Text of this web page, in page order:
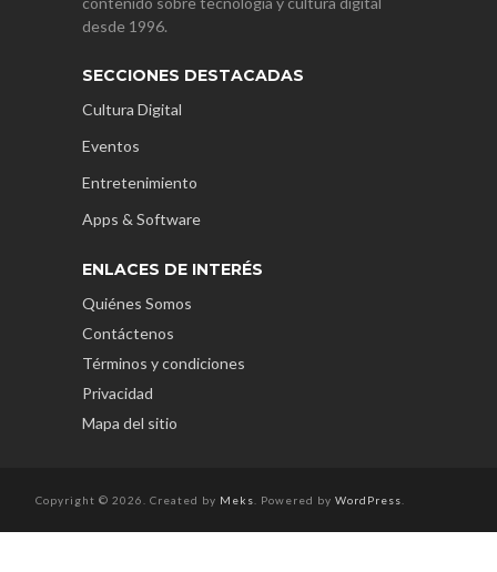
desde 1996.
SECCIONES DESTACADAS
Cultura Digital
Eventos
Entretenimiento
Apps & Software
ENLACES DE INTERÉS
Quiénes Somos
Contáctenos
Términos y condiciones
Privacidad
Mapa del sitio
Copyright © 2026. Created by Meks . Powered by WordPress